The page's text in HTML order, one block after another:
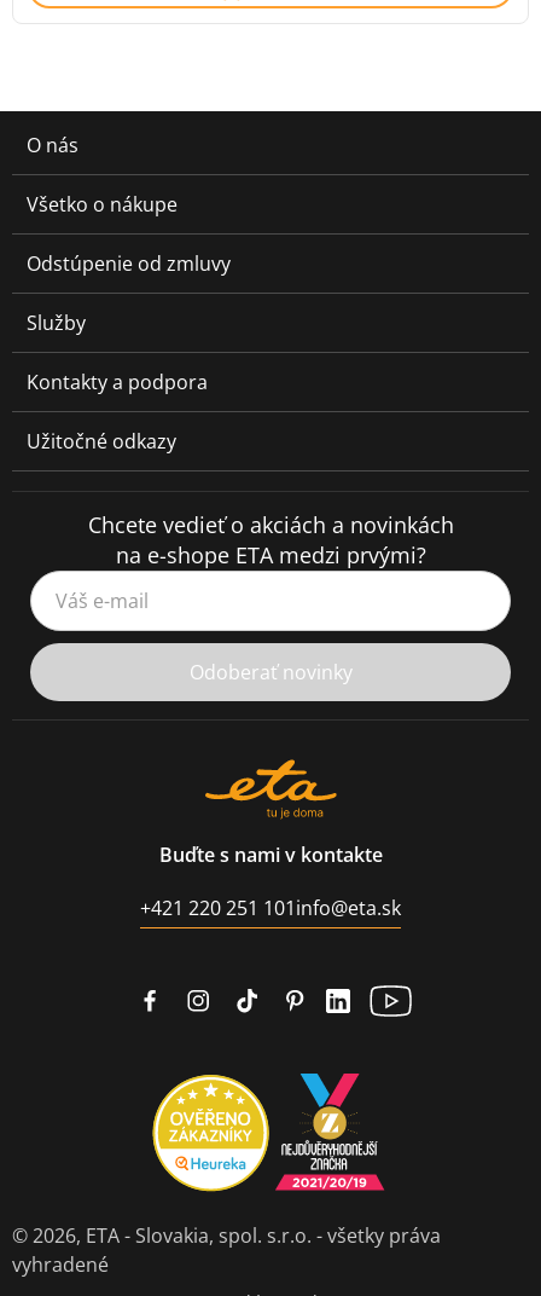
O nás
Všetko o nákupe
Odstúpenie od zmluvy
Služby
Kontakty a podpora
Užitočné odkazy
Chcete vedieť o akciách a novinkách
na e-shope ETA medzi prvými?
Váš e-mail
Odoberať novinky
Buďte s nami v kontakte
+421 220 251 101info@eta.sk
© 2026, ETA - Slovakia, spol. s.r.o. - všetky práva
vyhradené